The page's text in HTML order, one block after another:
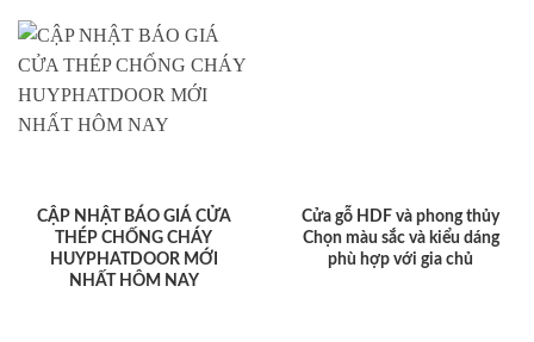
CẬP NHẬT BÁO GIÁ CỬA
THÉP CHỐNG CHÁY
HUYPHATDOOR MỚI
NHẤT HÔM NAY
Cửa gỗ HDF và phong thủy
Chọn màu sắc và kiểu dáng
phù hợp với gia chủ